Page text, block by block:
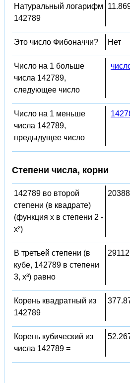
Натуральный логарифм
142789
Это число Фибоначчи? Нет
Число на 1 больше
числа 142789,
следующее число
Число на 1 меньше
числа 142789,
предыдущее число
Степени числа, корни
142789 во второй
степени (в квадрате)
(функция x в степени 2 -
x²)
В третьей степени (в
кубе, 142789 в степени
3, x³) равно
Корень квадратный из
142789
Корень кубический из
числа 142789 =